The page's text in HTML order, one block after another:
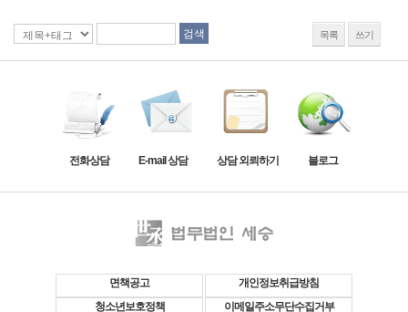
목록 쓰기
전화상담 E-mail 상담 상담 외뢰하기 블로그
면책공고
개인정보취급방침
청소년보호정책
이메일주소무단수집거부